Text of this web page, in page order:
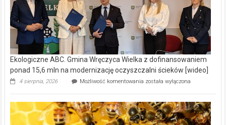
Ekologiczne ABC. Gmina Wręczyca Wielka z dofinansowaniem
ponad 15,6 mln na modernizację oczyszczalni ścieków [wideo]
4 sierpnia, 2026 Możliwość komentowania Ekologiczne
Wręczyca
Wielka
z
została wyłączona